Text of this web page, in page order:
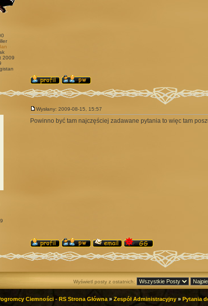
2009
Wysłany: 2009-08-15, 15:57
Powinno być tam najczęściej zadawane pytania to więc tam
Wyświetl posty z ostatnich:
Ciemności - RS Strona Główna » Zespół Administracyjny » Pytania